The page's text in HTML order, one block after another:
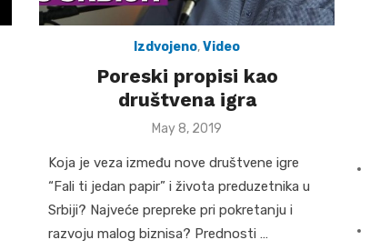
Izdvojeno,Video
Poreski propisi kao
društvena igra
Posted
May 8, 2019
Koja je veza između nove društvene igre
“Fali ti jedan papir” i života preduzetnika u
Srbiji? Najveće prepreke pri pokretanju i
razvoju malog biznisa? Prednosti …